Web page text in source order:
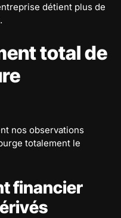
détient plus de
.
total de
nos observations
totalement le
financier